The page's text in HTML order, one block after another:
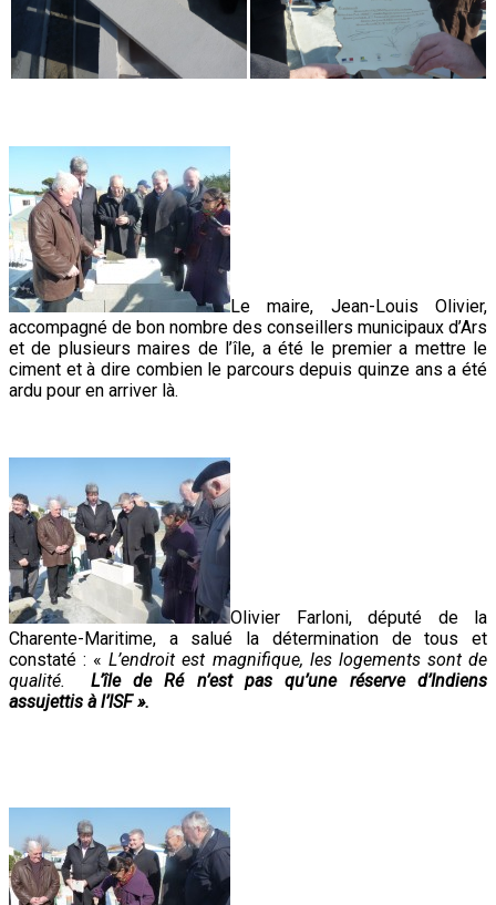
Le maire, Jean-Louis Olivier,
accompagné de bon nombre des conseillers municipaux d’Ars
et de plusieurs maires de l’île, a été le premier a mettre le
ciment et à dire combien le parcours depuis quinze ans a été
ardu pour en arriver là.
Olivier Farloni, député de la
Charente-Maritime, a salué la détermination de tous et
constaté : «L’endroit est magnifique, les logements sont de
qualité.
L’île de Ré n’est pas qu’une réserve d’Indiens
assujettis à l’ISF ».